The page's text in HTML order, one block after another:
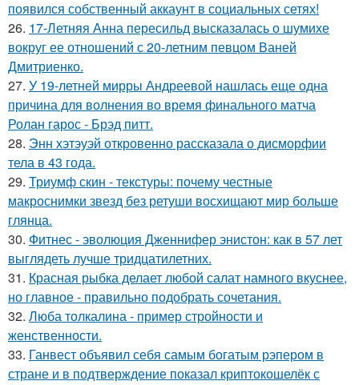
появился собственный аккаунт в социальных сетях!
26. 17-Летняя Анна пересильд высказалась о шумихе
вокруг ее отношений с 20-летним певцом Ваней
Дмитриенко.
27. У 19-летней мирры Андреевой нашлась еще одна
причина для волнения во время финального матча
Ролан гарос - Брэд питт.
28. Энн хэтэуэй откровенно рассказала о дисморфии
тела в 43 года.
29. Триумф скин - текстуры: почему честные
макроснимки звезд без ретуши восхищают мир больше
глянца.
30. Фитнес - эволюция Дженнифер энистон: как в 57 лет
выглядеть лучше тридцатилетних.
31. Красная рыбка делает любой салат намного вкуснее,
но главное - правильно подобрать сочетания.
32. Люба толкалина - пример стройности и
женственности.
33. Ганвест объявил себя самым богатым рэпером в
стране и в подтверждение показал криптокошелёк с